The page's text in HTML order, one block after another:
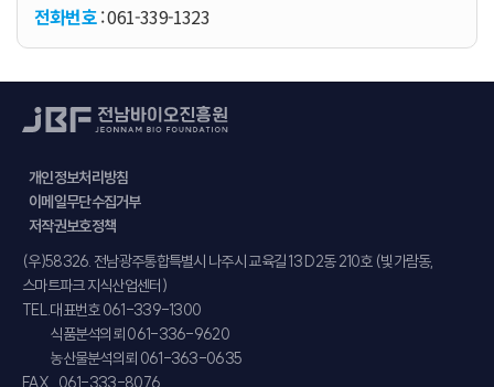
전화번호: 061-339-1323
개인정보처리방침
이메일무단수집거부
저작권보호정책
주소
(우)58326. 전남광주통합특별시 나주시 교육길 13 D2동 210호 (빛가람동,
스마트파크 지식산업센터)
TEL.대표번호 061-339-1300
식품분석의뢰 061-336-9620
농산물분석의뢰 061-363-0635
FAX. 061-333-8076